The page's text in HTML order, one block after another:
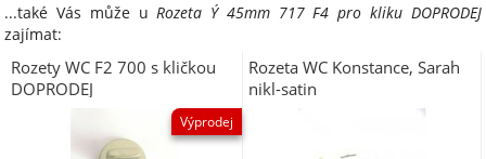
...také Vás může u Rozeta Ý 45mm 717 F4 pro kliku DOPRODEJ
zajímat:
Rozety WC F2 700 s kličkou
DOPRODEJ
Výprodej
Rozeta WC Konstance, Sarah
nikl-satin